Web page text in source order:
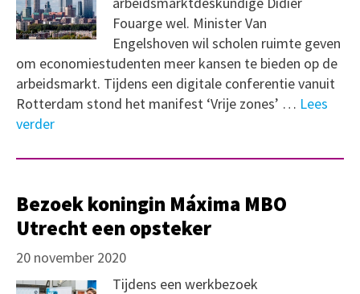
Fouarge wel. Minister Van
Engelshoven wil scholen ruimte geven
om economiestudenten meer kansen te bieden op de
arbeidsmarkt. Tijdens een digitale conferentie vanuit
Rotterdam stond het manifest ‘Vrije zones’ … Lees
verder
Bezoek koningin Máxima MBO
Utrecht een opsteker
20 november 2020
Tijdens een werkbezoek